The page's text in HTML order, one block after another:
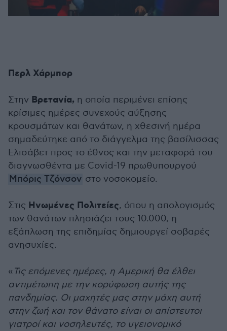
Περλ Χάρμπορ
Στην Βρετανία, η οποία περιμένει επίσης
κρίσιμες ημέρες συνεχούς αύξησης
κρουσμάτων και θανάτων, η χθεσινή ημέρα
σημαδεύτηκε από το διάγγελμα της βασίλισσας
Ελισάβετ προς το έθνος και την μεταφορά του
διαγνωσθέντα με Covid-19 πρωθυπουργού
Μπόρις Τζόνσον στο νοσοκομείο.
Στις Ηνωμένες Πολιτείες, όπου η απολογισμός
των θανάτων πλησιάζει τους 10.000, η
εξάπλωση της επιδημίας δημιουργεί σοβαρές
ανησυχίες.
« Τις επόμενες ημέρες, η Αμερική θα έλθει
αντιμέτωπη με την κορύφωση αυτής της
πανδημίας. Οι μαχητές μας στην μάχη αυτή
στην ζωή και τον θάνατο είναι οι απίστευτοι
γιατροί και νοσηλευτές, το υγειονομικό